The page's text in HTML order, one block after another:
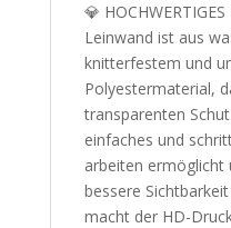
💎
Leinwand ist aus
knitterfestem und
Polyestermaterial,
transparenten
einfaches und
arbeiten ermöglicht
bessere
macht der HD-